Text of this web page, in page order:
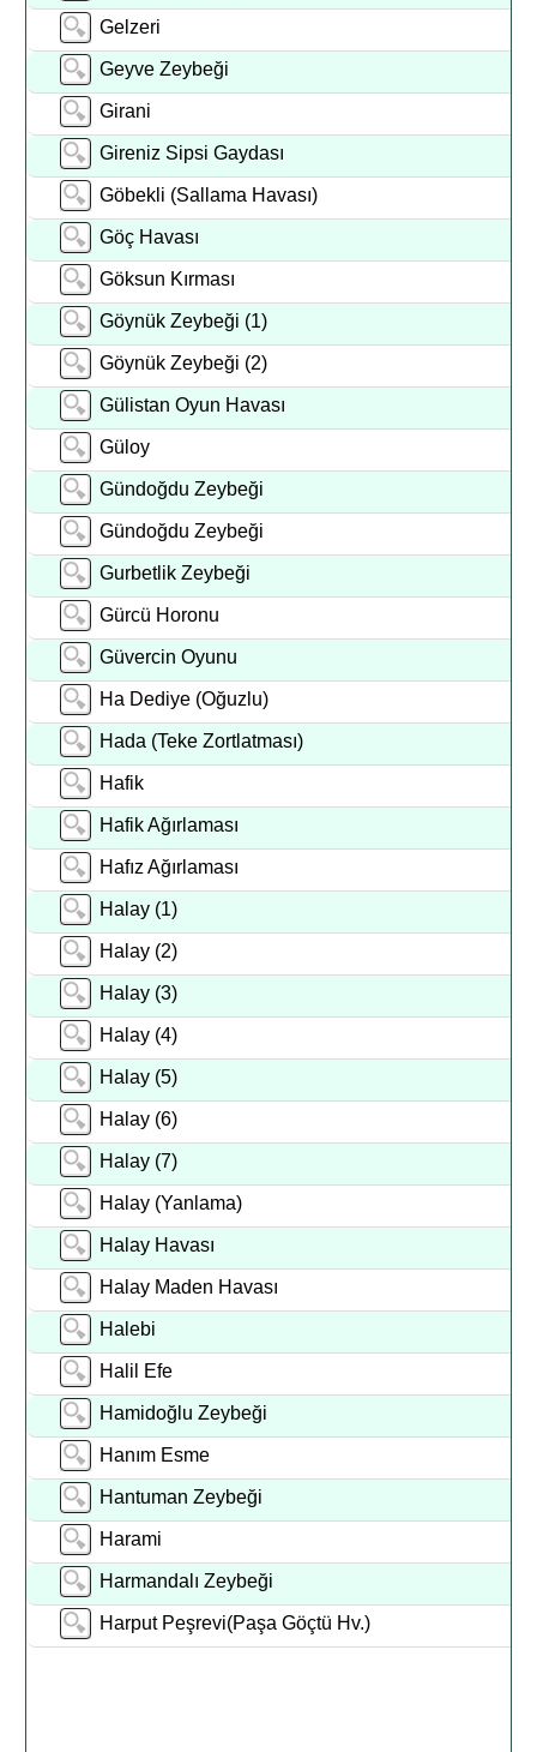
Gelzeri
Geyve Zeybeği
Girani
Gireniz Sipsi Gaydası
Göbekli (sallama Havası)
Göç Havası
Göksun Kırması
Göynük Zeybeği (1)
Göynük Zeybeği (2)
Gülistan Oyun Havası
Güloy
Gündoğdu Zeybeği
Gündoğdu Zeybeği
Gurbetlik Zeybeği
Gürcü Horonu
Güvercin Oyunu
Ha Dediye (Oğuzlu)
Hada (Teke Zortlatması)
Hafik
Hafik Ağırlaması
Hafız Ağırlaması
Halay (1)
Halay (2)
Halay (3)
Halay (4)
Halay (5)
Halay (6)
Halay (7)
Halay (Yanlama)
Halay Havası
Halay Maden Havası
Halebi
Halil Efe
Hamidoğlu Zeybeği
Hanım Esme
Hantuman Zeybeği
Harami
Harmandalı Zeybeği
Harput Peşrevi(Paşa Göçtü Hv.)